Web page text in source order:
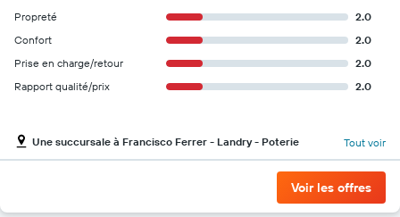
Propreté
2.0
Confort
2.0
Prise en charge/retour
2.0
Rapport qualité/prix
2.0
Une succursale à Francisco Ferrer - Landry - Poterie Tout voir
Voir les offres